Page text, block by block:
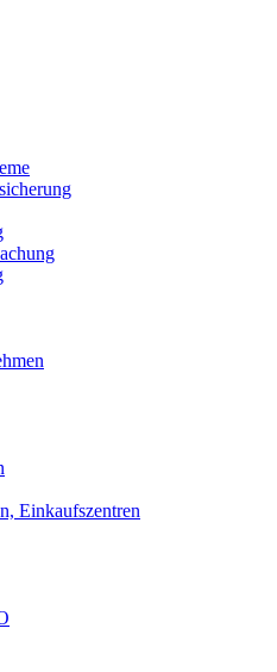
Einkaufszentren